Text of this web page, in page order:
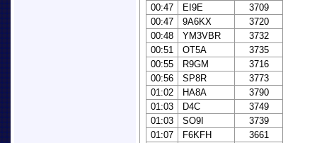
00:47
EI9E
3709
00:47
9A6KX
3720
00:48
YM3VBR
3732
00:51
OT5A
3735
00:55
R9GM
3716
00:56
SP8R
3773
01:02
HA8A
3790
01:03
D4C
3749
01:03
SO9I
3739
01:07
F6KFH
3661